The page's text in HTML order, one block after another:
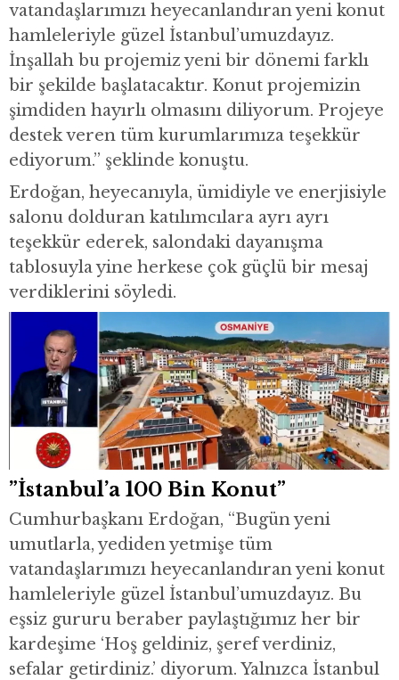
vatandaşlarımızı heyecanlandıran yeni konut
hamleleriyle güzel İstanbul’umuzdayız.
İnşallah bu projemiz yeni bir dönemi farklı
bir şekilde başlatacaktır. Konut projemizin
şimdiden hayırlı olmasını diliyorum. Projeye
destek veren tüm kurumlarımıza teşekkür
ediyorum.” şeklinde konuştu.
Erdoğan, heyecanıyla, ümidiyle ve enerjisiyle
salonu dolduran katılımcılara ayrı ayrı
teşekkür ederek, salondaki dayanışma
tablosuyla yine herkese çok güçlü bir mesaj
verdiklerini söyledi.
”İstanbul’a 100 Bin Konut”
Cumhurbaşkanı Erdoğan, “Bugün yeni
umutlarla, yediden yetmişe tüm
vatandaşlarımızı heyecanlandıran yeni konut
hamleleriyle güzel İstanbul’umuzdayız. Bu
eşsiz gururu beraber paylaştığımız her bir
kardeşime ‘Hoş geldiniz, şeref verdiniz,
sefalar getirdiniz.’ diyorum. Yalnızca İstanbul